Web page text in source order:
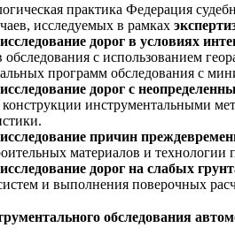
практика Федерация
исследуемых в рамках
дорог в условиях
с использованием
программ обследования с
дорог с
инструментальными
причин
материалов и технологии
дорог на слабых
и выполнения поверочных
обследования